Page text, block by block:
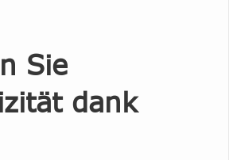
Sie
dank